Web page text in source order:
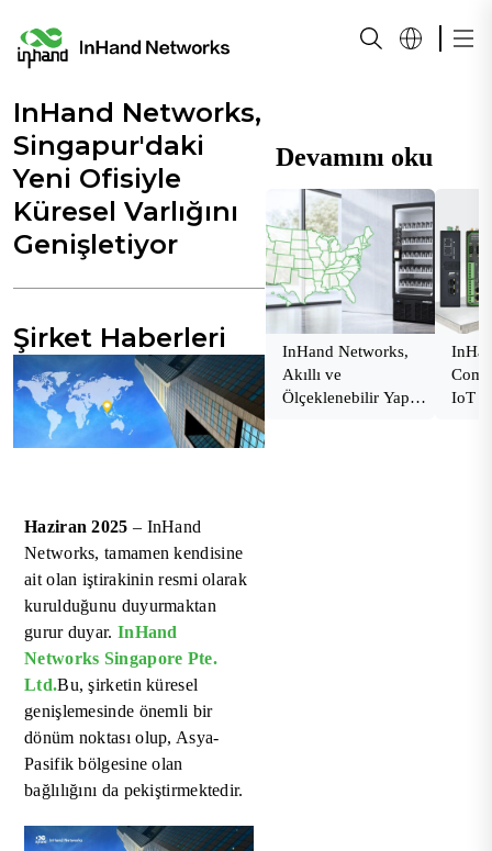
InHand Networks,
Singapur'daki
Yeni Ofisiyle
Küresel Varlığını
Genişletiyor
Şirket Haberleri
Haziran 2025 – InHand
Networks, tamamen kendisine
ait olan iştirakinin resmi olarak
kurulduğunu duyurmaktan
gurur duyar. InHand
Networks Singapore Pte.
Ltd.Bu, şirketin küresel
genişlemesinde önemli bir
dönüm noktası olup, Asya-
Pasifik bölgesine olan
bağlılığını da pekiştirmektedir.
Devamını oku
InHand Networks,
Akıllı ve
Ölçeklenebilir Yapay
IoT